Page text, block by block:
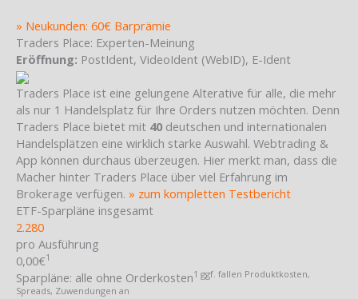
» Neukunden: 60€ Barprämie
Traders Place: Experten-Meinung
Eröffnung: PostIdent, VideoIdent (WebID), E-Ident
Traders Place ist eine gelungene Alterative für alle, die mehr
als nur 1 Handelsplatz für Ihre Orders nutzen möchten. Denn
Traders Place bietet mit 40 deutschen und internationalen
Handelsplätzen eine wirklich starke Auswahl. Webtrading &
App können durchaus überzeugen. Hier merkt man, dass die
Macher hinter Traders Place über viel Erfahrung im
Brokerage verfügen. » zum kompletten Testbericht
ETF-Sparpläne insgesamt
2.280
pro Ausführung
0,00€1
Sparpläne: alle ohne Orderkosten1 ggf. fallen Produktkosten,
Spreads, Zuwendungen an